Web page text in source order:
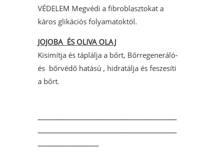
VÉDELEM Megvédi a fibroblasztokat a
káros glikációs folyamatoktól.
JOJOBA ÉS OLIVA OLAJ
Kisimítja és táplálja a bőrt, Bőrregeneráló-
és bőrvédő hatású , hidratálja és feszesíti
a bőrt.